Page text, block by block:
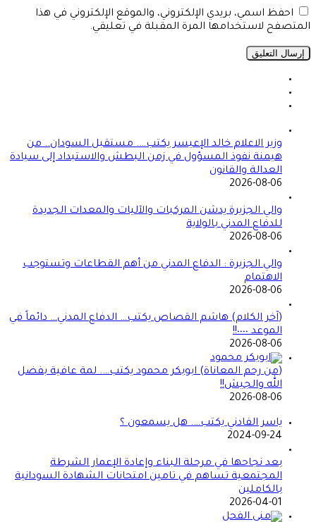
احفظ اسمي، بريدي الإلكتروني، والموقع الإلكتروني في هذا
المتصفح لاستخدامها المرة المقبلة في تعليقي.
وزير الاعلام خالد الإعيسر يكتب…. مستقبل السودان.. من
هيمنة نفوذ المسؤول في زمن البطش والاستبداد إلى سيادة
العدالة والقانون
2026-08-06
والي الجزيرة يدشن المركبات والآليات والمعدات الجديدة
للدفاع المدني بالولاية
2026-08-06
والي الجزيرة : الدفاع المدني من أهم القطاعات وتستوجب
الاهتمام
2026-08-06
(آخر الكلام) هاشم القصاص يكتب… الدفاع المدني… دائماً في
الموعد ٠٠٠٠!!
2026-08-06
(من رحم المعاناة) ابوبكر محمود يكتب…. لمة عافية بفضل
الله والجيش!!
2026-08-06
ياسر الفادني يكتب…. هل يسمعون ؟
2024-09-24
بعد نجاحها في مرحلة البناء وإعادة الإعمار الشرطة
المجتمعية تساهم في تامين امتحانات الشهادة السودانية
بالكاملين
2026-04-01